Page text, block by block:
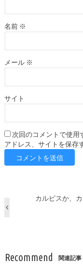
名前 ※
メール ※
サイト
次回のコメントで使用
アドレス、サイトを保存
カルピスか、
Recommend 関連記事